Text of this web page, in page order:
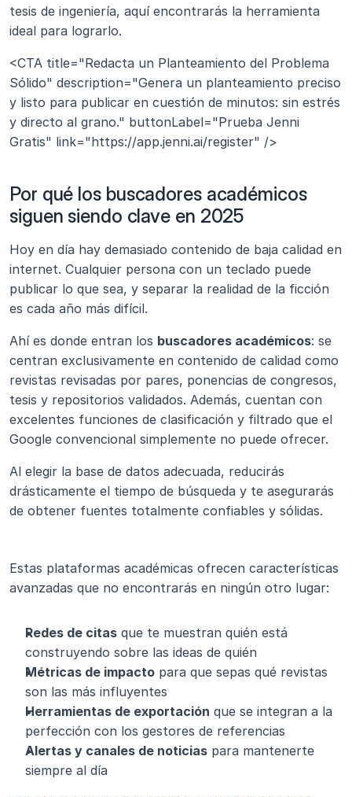
tesis de ingeniería, aquí encontrarás la herramienta
ideal para lograrlo.
<CTA title="Redacta un Planteamiento del Problema
Sólido" description="Genera un planteamiento preciso
y listo para publicar en cuestión de minutos: sin estrés
y directo al grano." buttonLabel="Prueba Jenni
Gratis" link="https://app.jenni.ai/register" />
Por qué los buscadores académicos
siguen siendo clave en 2025
Hoy en día hay demasiado contenido de baja calidad en
internet. Cualquier persona con un teclado puede
publicar lo que sea, y separar la realidad de la ficción
es cada año más difícil.
Ahí es donde entran los buscadores académicos: se
centran exclusivamente en contenido de calidad como
revistas revisadas por pares, ponencias de congresos,
tesis y repositorios validados. Además, cuentan con
excelentes funciones de clasificación y filtrado que el
Google convencional simplemente no puede ofrecer.
Al elegir la base de datos adecuada, reducirás
drásticamente el tiempo de búsqueda y te asegurarás
de obtener fuentes totalmente confiables y sólidas.
Estas plataformas académicas ofrecen características
avanzadas que no encontrarás en ningún otro lugar:
Redes de citas que te muestran quién está
construyendo sobre las ideas de quién
Métricas de impacto para que sepas qué revistas
son las más influyentes
Herramientas de exportación que se integran a la
perfección con los gestores de referencias
Alertas y canales de noticias para mantenerte
siempre al día